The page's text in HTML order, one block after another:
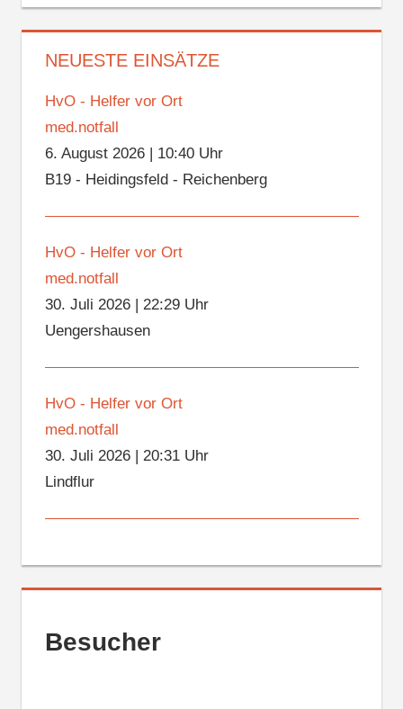
NEUESTE EINSÄTZE
HvO - Helfer vor Ort
med.notfall
6. August 2026| 10:40 Uhr
B19 - Heidingsfeld - Reichenberg
HvO - Helfer vor Ort
med.notfall
30. Juli 2026| 22:29 Uhr
Uengershausen
HvO - Helfer vor Ort
med.notfall
30. Juli 2026| 20:31 Uhr
Lindflur
Besucher